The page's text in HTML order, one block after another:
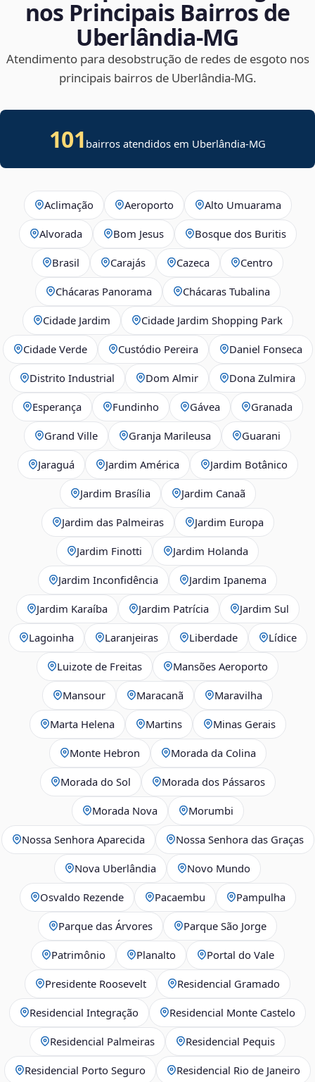
nos Principais Bairros de
Uberlândia‑MG
Atendimento para desobstrução de redes de esgoto nos
principais bairros de Uberlândia‑MG.
101 bairros atendidos em Uberlândia-MG
Aclimação Aeroporto Alto Umuarama
Alvorada Bom Jesus Bosque dos Buritis
Brasil Carajás Cazeca Centro
Chácaras Panorama Chácaras Tubalina
Cidade Jardim Cidade Jardim Shopping Park
Cidade Verde Custódio Pereira Daniel Fonseca
Distrito Industrial Dom Almir Dona Zulmira
Esperança Fundinho Gávea Granada
Grand Ville Granja Marileusa Guarani
Jaraguá Jardim América Jardim Botânico
Jardim Brasília Jardim Canaã
Jardim das Palmeiras Jardim Europa
Jardim Finotti Jardim Holanda
Jardim Inconfidência Jardim Ipanema
Jardim Karaíba Jardim Patrícia Jardim Sul
Lagoinha Laranjeiras Liberdade Lídice
Luizote de Freitas Mansões Aeroporto
Mansour Maracanã Maravilha
Marta Helena Martins Minas Gerais
Monte Hebron Morada da Colina
Morada do Sol Morada dos Pássaros
Morada Nova Morumbi
Nossa Senhora Aparecida Nossa Senhora das Graças
Nova Uberlândia Novo Mundo
Osvaldo Rezende Pacaembu Pampulha
Parque das Árvores Parque São Jorge
Patrimônio Planalto Portal do Vale
Presidente Roosevelt Residencial Gramado
Residencial Integração Residencial Monte Castelo
Residencial Palmeiras Residencial Pequis
Residencial Porto Seguro Residencial Rio de Janeiro